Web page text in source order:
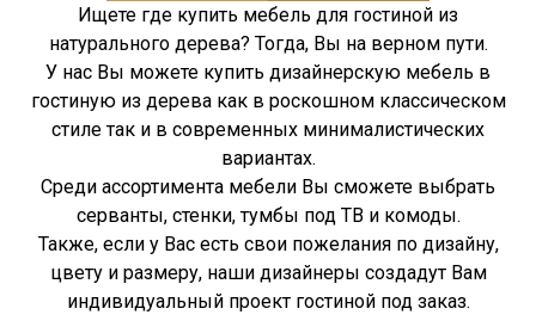
Ищете где купить мебель для гостиной из
натурального дерева? Тогда, Вы на верном пути.
У нас Вы можете купить дизайнерскую мебель в
гостиную из дерева как в роскошном классическом
стиле так и в современных минималистических
вариантах.
Среди ассортимента мебели Вы сможете выбрать
серванты, стенки, тумбы под ТВ и комоды.
Также, если у Вас есть свои пожелания по дизайну,
цвету и размеру, наши дизайнеры создадут Вам
индивидуальный проект гостиной под заказ.